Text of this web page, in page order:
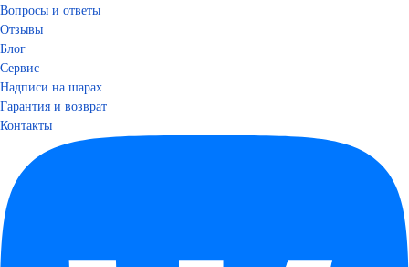
Вопросы и ответы
Отзывы
Блог
Сервис
Надписи на шарах
Гарантия и возврат
Контакты